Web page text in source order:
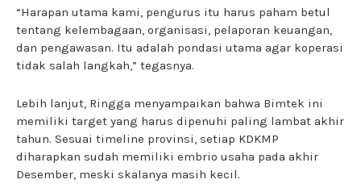
“Harapan utama kami, pengurus itu harus paham betul
tentang kelembagaan, organisasi, pelaporan keuangan,
dan pengawasan. Itu adalah pondasi utama agar koperasi
tidak salah langkah,” tegasnya.
Lebih lanjut, Ringga menyampaikan bahwa Bimtek ini
memiliki target yang harus dipenuhi paling lambat akhir
tahun. Sesuai timeline provinsi, setiap KDKMP
diharapkan sudah memiliki embrio usaha pada akhir
Desember, meski skalanya masih kecil.